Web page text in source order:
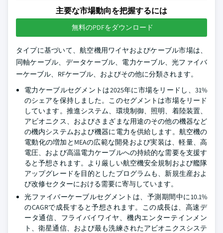
主要な市場動向を把握するには
無料のPDFをダウンロード
タイプに基づいて、航空機用ワイヤおよびケーブル市場は、
同軸ケーブル、データケーブル、電力ケーブル、光ファイバ
ーケーブル、RFケーブル、およびその他に分類されます。
電力ケーブルセグメントは2025年に市場をリードし、31%
のシェアを保持しました。このセグメントは市場をリード
しています。推進システム、環境制御、照明、着陸装置、
アビオニクス、およびさまざまな用途のその他の機器など
の機内システムおよび機器に電力を供給します。航空機の
電動化の増加とMEAの広範な開発および実装は、軽量、高
電圧、および高温電力ケーブルへの持続的な需要を支援す
ると予想されます。より厳しい航空機安全規制および艦隊
アップグレードを目的としたプログラムも、新規生産およ
び改修セクターにおける需要に寄与しています。
光ファイバーケーブルセグメントは、予測期間中に10.1%
のCAGRで成長すると予想されます。この成長は、高速デ
ータ通信、フライバイワイヤ、機内エンターテインメン
ト、衛星通信、および最も洗練されたアビオニクスシステ